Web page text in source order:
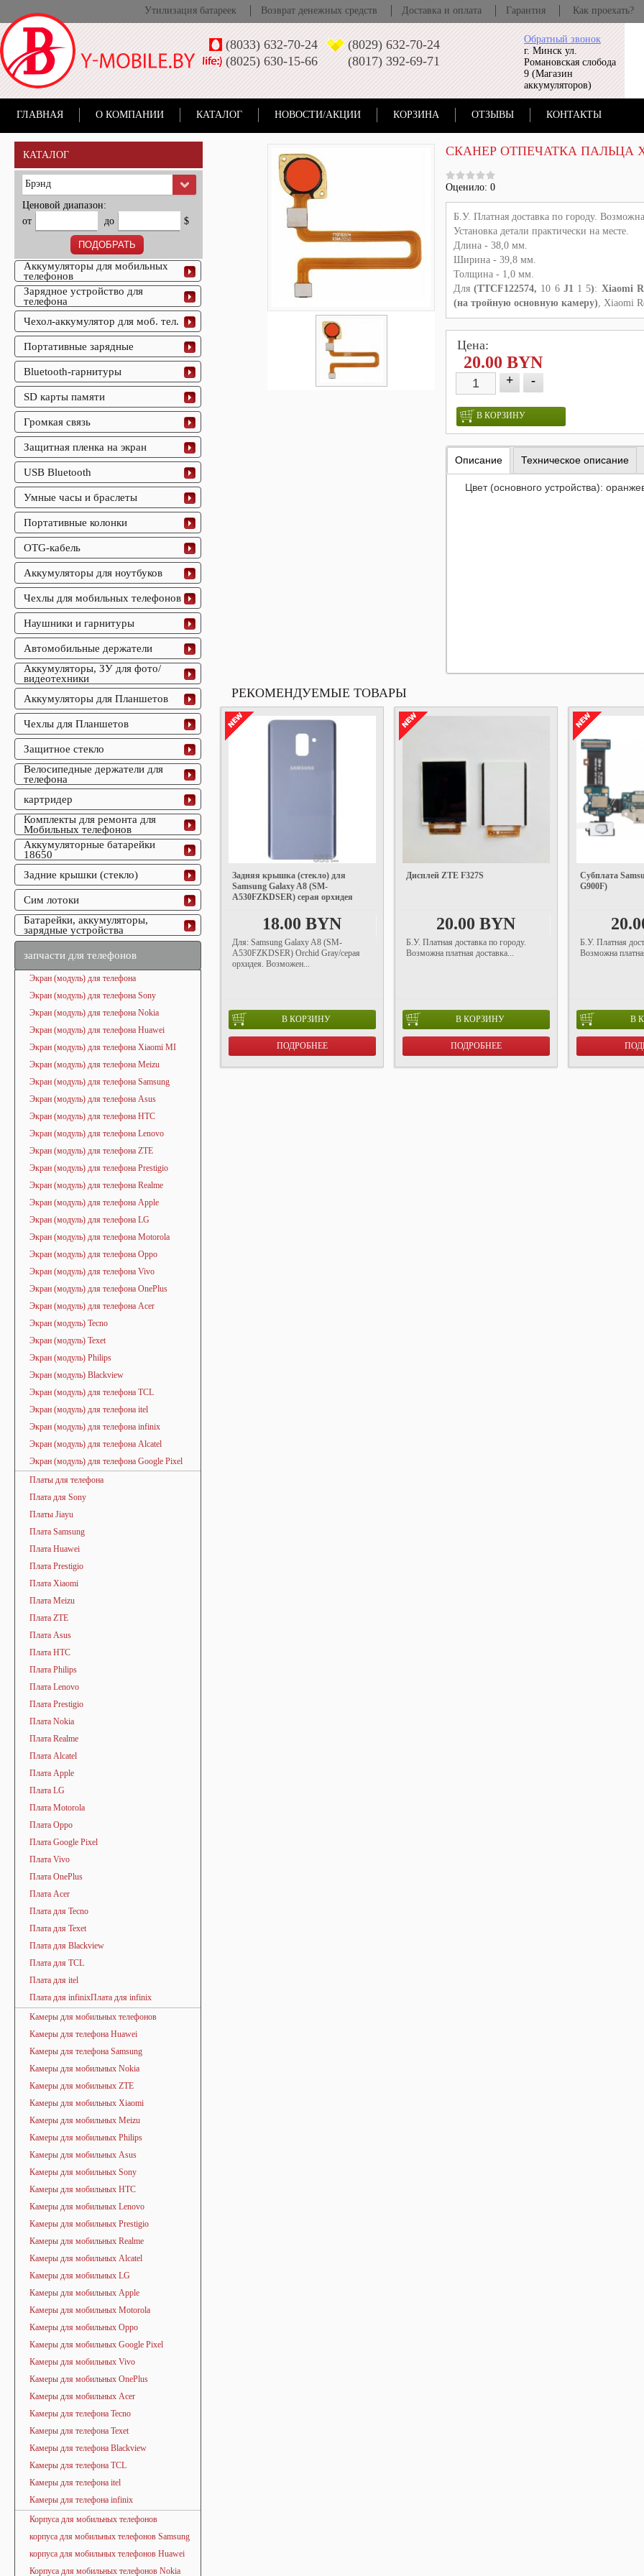
Утилизация батареек Возврат денежных средств Доставка и оплата Гарантия Как проехать?
Обратный звонок
г. Минск ул.
Романовская слобода
9 (Магазин
аккумуляторов)
(8033) 632-70-24
(8029) 632-70-24
(8025) 630-15-66
(8017) 392-69-71
ГЛАВНАЯ О КОМПАНИИ КАТАЛОГ НОВОСТИ/АКЦИИ КОРЗИНА ОТЗЫВЫ КОНТАКТЫ
КАТАЛОГ
Брэнд
Ценовой диапазон:
от
до $
Аккумуляторы для мобильных
телефонов
Зарядное устройство для
телефона
Чехол-аккумулятор для моб. тел.
Портативные зарядные
Bluetooth-гарнитуры
SD карты памяти
Громкая связь
Защитная пленка на экран
USB Bluetooth
Умные часы и браслеты
Портативные колонки
OTG-кабель
Аккумуляторы для ноутбуков
Чехлы для мобильных телефонов
Наушники и гарнитуры
Автомобильные держатели
Аккумуляторы, ЗУ для фото/
видеотехники
Аккумуляторы для Планшетов
Чехлы для Планшетов
Защитное стекло
Велосипедные держатели для
телефона
картридер
Комплекты для ремонта для
Мобильных телефонов
Аккумуляторные батарейки
18650
Задние крышки (стекло)
Сим лотоки
Батарейки, аккумуляторы,
зарядные устройства
запчасти для телефонов
Экран (модуль) для телефона
Экран (модуль) для телефона Sony
Экран (модуль) для телефона Nokia
Экран (модуль) для телефона Huawei
Экран (модуль) для телефона Xiaomi MI
Экран (модуль) для телефона Meizu
Экран (модуль) для телефона Samsung
Экран (модуль) для телефона Asus
Экран (модуль) для телефона HTC
Экран (модуль) для телефона Lenovo
Экран (модуль) для телефона ZTE
Экран (модуль) для телефона Prestigio
Экран (модуль) для телефона Realme
Экран (модуль) для телефона Apple
Экран (модуль) для телефона LG
Экран (модуль) для телефона Motorola
Экран (модуль) для телефона Oppo
Экран (модуль) для телефона Vivo
Экран (модуль) для телефона OnePlus
Экран (модуль) для телефона Acer
Экран (модуль) Tecno
Экран (модуль) Texet
Экран (модуль) Philips
Экран (модуль) Blackview
Экран (модуль) для телефона TCL
Экран (модуль) для телефона itel
Экран (модуль) для телефона infinix
Экран (модуль) для телефона Alcatel
Экран (модуль) для телефона Google Pixel
Платы для телефона
Плата для Sony
Платы Jiayu
Плата Samsung
Плата Huawei
Плата Prestigio
Плата Xiaomi
Плата Meizu
Плата ZTE
Плата Asus
Плата HTC
Плата Philips
Плата Lenovo
Плата Prestigio
Плата Nokia
Плата Realme
Плата Alcatel
Плата Apple
Плата LG
Плата Motorola
Плата Oppo
Плата Google Pixel
Плата Vivo
Плата OnePlus
Плата Acer
Плата для Tecno
Плата для Texet
Плата для Blackview
Плата для TCL
Плата для itel
Плата для infinixПлата для infinix
Камеры для мобильных телефонов
Камеры для телефона Huawei
Камеры для телефона Samsung
Камеры для мобильных Nokia
Камеры для мобильных ZTE
Камеры для мобильных Xiaomi
Камеры для мобильных Meizu
Камеры для мобильных Philips
Камеры для мобильных Asus
Камеры для мобильных Sony
Камеры для мобильных HTC
Камеры для мобильных Lenovo
Камеры для мобильных Prestigio
Камеры для мобильных Realme
Камеры для мобильных Alcatel
Камеры для мобильных LG
Камеры для мобильных Apple
Камеры для мобильных Motorola
Камеры для мобильных Oppo
Камеры для мобильных Google Pixel
Камеры для мобильных Vivo
Камеры для мобильных OnePlus
Камеры для мобильных Acer
Камеры для телефона Tecno
Камеры для телефона Texet
Камеры для телефона Blackview
Камеры для телефона TCL
Камеры для телефона itel
Камеры для телефона infinix
Корпуса для мобильных телефонов
корпуса для мобильных телефонов Samsung
корпуса для мобильных телефонов Huawei
Корпуса для мобильных телефонов Nokia
СКАНЕР ОТПЕЧАТКА ПАЛЬЦА
Оценило: 0
Б.У. Платная доставка по городу.
Установка детали практически на месте.
Длина - 38,0 мм.
Ширина - 39,8 мм.
Толщина - 1,0 мм.
Для(TTCF122574, 10 6J11 5): Xiaomi
(на тройную основную камеру), Xiaomi
Цена:
20.00 BYN
+ -
В КОРЗИНУ
Описание Техническое описание
Цвет (основного устройства):
РЕКОМЕНДУЕМЫЕ ТОВАРЫ
Задняя крышка (стекло) для
Samsung Galaxy A8 (SM-
A530FZKDSER) серая орхидея
18.00 BYN
Для: Samsung Galaxy A8 (SM-
A530FZKDSER) Orchid Gray/серая
орхидея. Возможен...
В КОРЗИНУ
ПОДРОБНЕЕ
Дисплей ZTE F327S
20.00 BYN
Б.У. Платная доставка по городу.
Возможна платная доставка...
В КОРЗИНУ
ПОДРОБНЕЕ
Субплата
G900F)
Б.У. Платная
Возможна
В